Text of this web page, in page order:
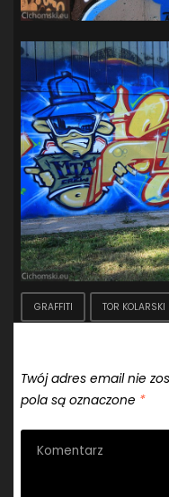
GRAFFITI TOR KOLARSKI
Twój adres email nie
pola są oznaczone *